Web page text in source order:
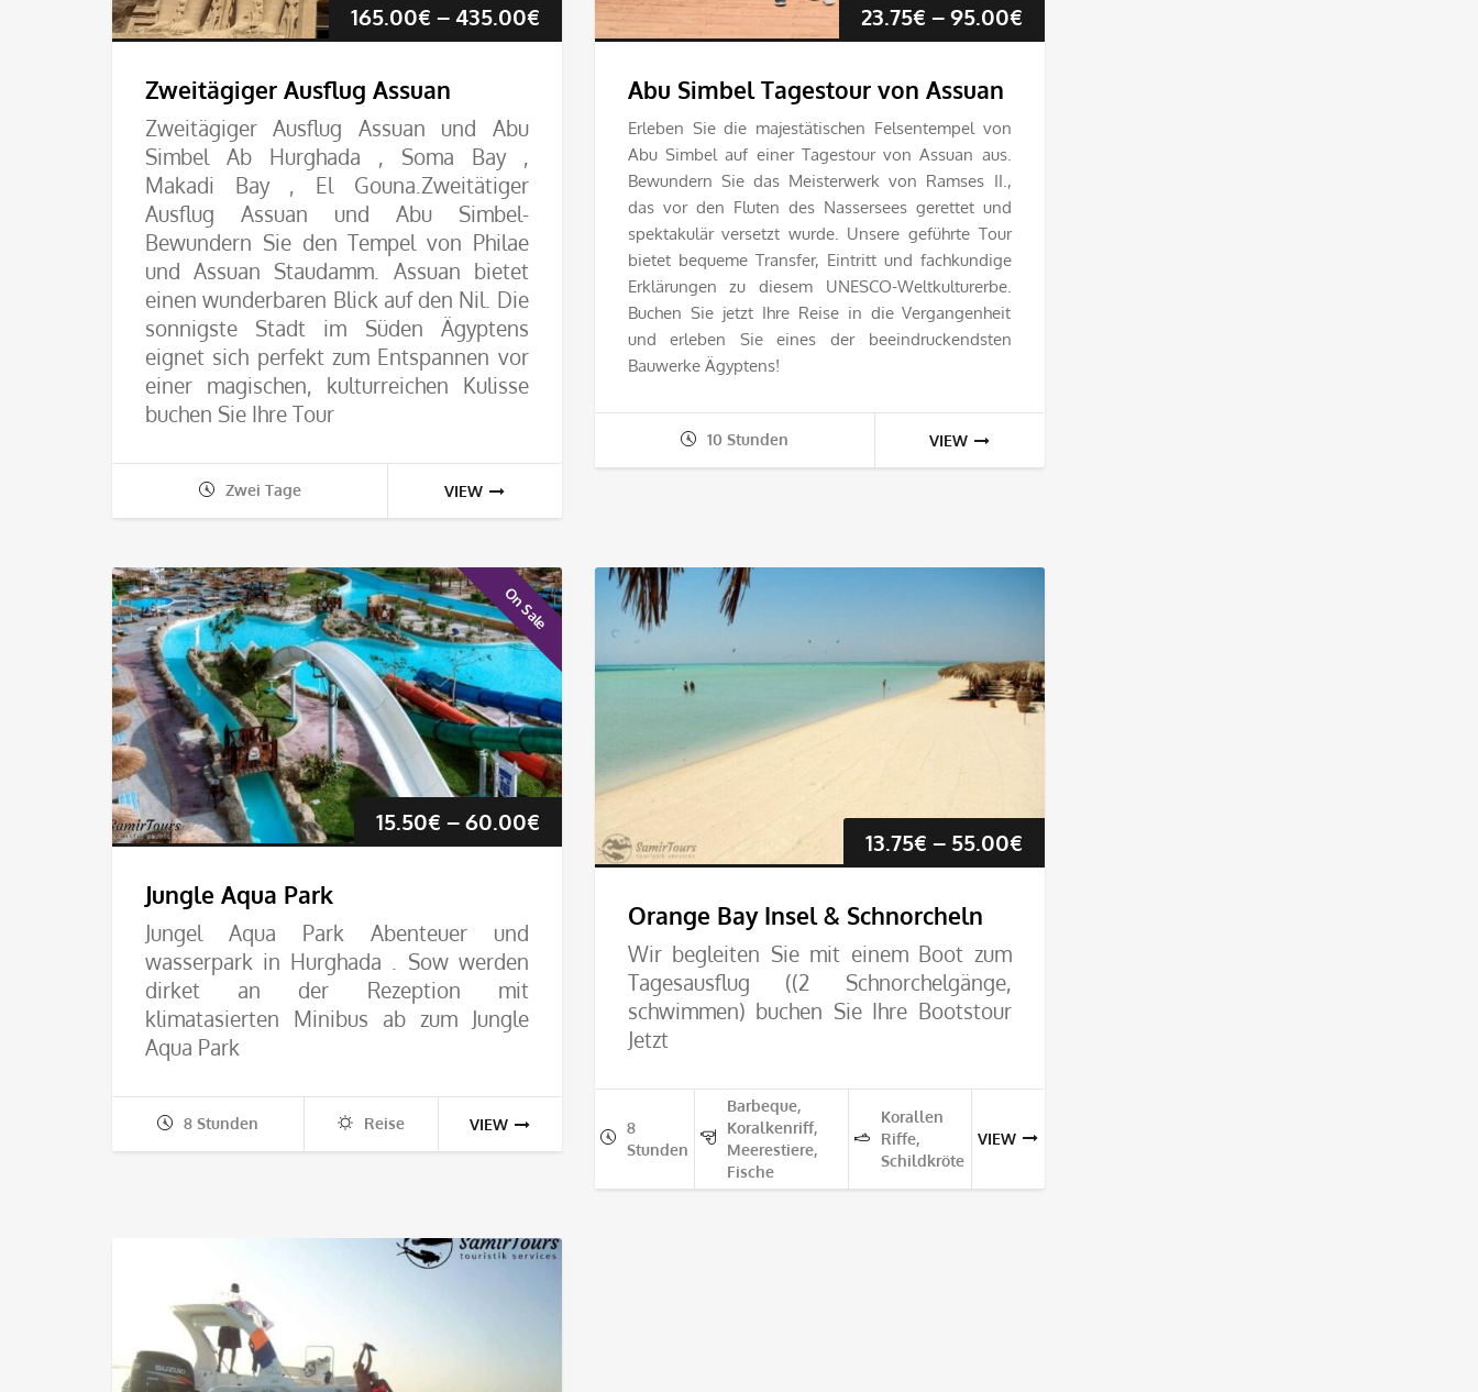
165.00€ – 435.00€Preisspanne:
Zweitägiger Ausflug Assuan
Zweitägiger Ausflug Assuan und Abu
Simbel Ab Hurghada , Soma Bay ,
Makadi Bay , El Gouna.Zweitätiger
Ausflug Assuan und Abu Simbel-
Bewundern Sie den Tempel von Philae
und Assuan Staudamm. Assuan bietet
einen wunderbaren Blick auf den Nil. Die
sonnigste Stadt im Süden Ägyptens
eignet sich perfekt zum Entspannen vor
einer magischen, kulturreichen Kulisse
buchen Sie Ihre Tour
Zwei Tage VIEW
23.75€ –95.00€Preisspanne:
Abu Simbel Tagestour von Assuan
Erleben Sie die majestätischen Felsentempel von
Abu Simbel auf einer Tagestour von Assuan aus.
Bewundern Sie das Meisterwerk von Ramses II.,
das vor den Fluten des Nassersees gerettet und
spektakulär versetzt wurde. Unsere geführte Tour
bietet bequeme Transfer, Eintritt und fachkundige
Erklärungen zu diesem UNESCO-Weltkulturerbe.
Buchen Sie jetzt Ihre Reise in die Vergangenheit
und erleben Sie eines der beeindruckendsten
Bauwerke Ägyptens!
10 Stunden VIEW
On Sale
15.50€ –60.00€Preisspanne:
15.50€
Jungle Aqua Park
Jungel Aqua Park Abenteuer und
wasserpark in Hurghada . Sow werden
dirket an der Rezeption mit
klimatasierten Minibus ab zum Jungle
Aqua Park
8 Stunden Reise VIEW
13.75€ – 55.00€Preisspanne:
Orange Bay Insel & Schnorcheln
Wir begleiten Sie mit einem Boot zum
Tagesausflug ((2 Schnorchelgänge,
schwimmen) buchen Sie Ihre Bootstour
Jetzt
8
Stunden
Barbeque,
Koralkenriff,
Meerestiere,
Fische
Korallen
Riffe,
Schildkröte
VIEW